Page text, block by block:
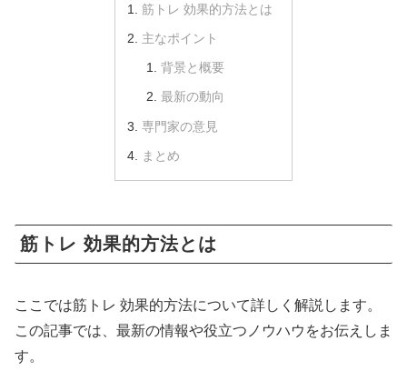
筋トレ 効果的方法とは
主なポイント
背景と概要
最新の動向
専門家の意見
まとめ
筋トレ 効果的方法とは
ここでは筋トレ 効果的方法について詳しく解説します。
この記事では、最新の情報や役立つノウハウをお伝えしま
す。